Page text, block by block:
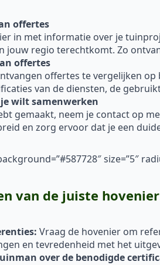
offertes
in met informatie over je
jouw regio terechtkomt. Zo
offertes
offertes te vergelijken
van de diensten, de
wilt samenwerken
gemaakt, neem je contact op
en zorg ervoor dat je een
size=”5″
van de juiste
Vraag de hovenier om
en tevredenheid met het
over de benodigde